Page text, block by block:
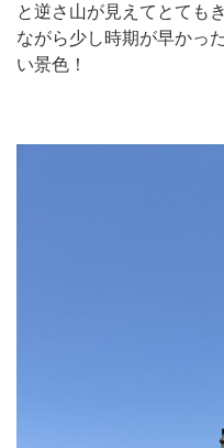
と逆さ山が見えてとても
ながら少し時期が早かっ
い景色！